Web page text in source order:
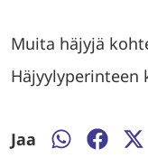
Muita häjyjä
Häjyylyperinteen
Jaa
Jaa
Jaa
Jaa